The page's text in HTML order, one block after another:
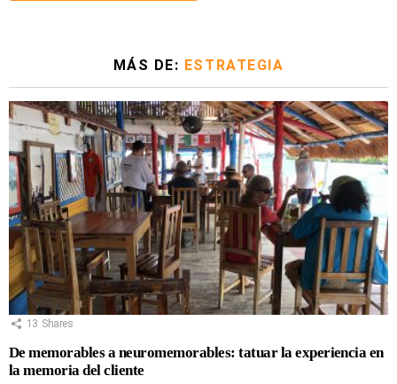
MÁS DE: ESTRATEGIA
13 Shares
De memorables a neuromemorables: tatuar la experiencia en
la memoria del cliente